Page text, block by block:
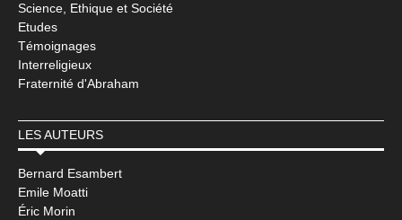
Science, Ethique et Société
Etudes
Témoignages
Interreligieux
Fraternité d'Abraham
LES AUTEURS
Bernard Esambert
Emile Moatti
Éric Morin